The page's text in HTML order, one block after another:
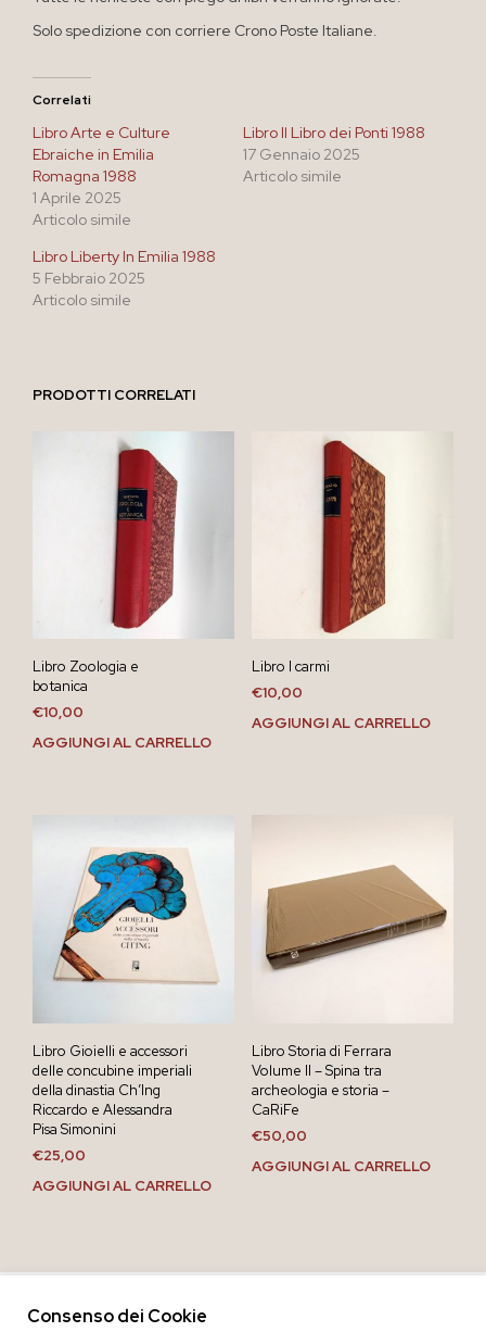
Solo spedizione con corriere Crono Poste Italiane.
Correlati
Libro Arte e Culture
Ebraiche in Emilia
Romagna 1988
1 Aprile 2025
Articolo simile
Libro Il Libro dei Ponti 1988
17 Gennaio 2025
Articolo simile
Libro Liberty In Emilia 1988
5 Febbraio 2025
Articolo simile
PRODOTTI CORRELATI
Libro Zoologia e
botanica
€10,00
AGGIUNGI AL CARRELLO
Libro I carmi
€10,00
AGGIUNGI AL CARRELLO
Libro Gioielli e accessori
delle concubine imperiali
della dinastia Ch’Ing
Riccardo e Alessandra
Pisa Simonini
€25,00
AGGIUNGI AL CARRELLO
Libro Storia di Ferrara
Volume II – Spina tra
archeologia e storia –
CaRiFe
€50,00
AGGIUNGI AL CARRELLO
Consenso dei Cookie